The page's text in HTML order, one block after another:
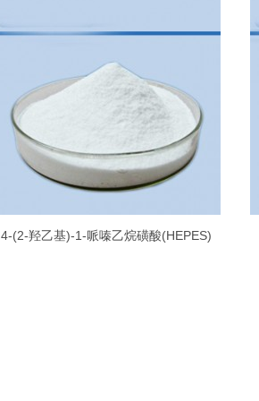
4-(2-羟乙基)-1-哌嗪乙烷磺酸(HEPES)